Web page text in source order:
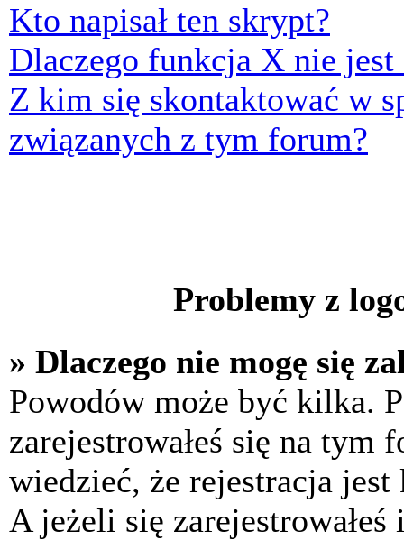
Kto napisał ten skrypt?
Dlaczego funkcja X nie jest
Z kim się skontaktować w
związanych z tym forum?
Problemy z
» Dlaczego nie mogę się
Powodów może być kilka.
zarejestrowałeś się na tym
wiedzieć, że rejestracja
A jeżeli się